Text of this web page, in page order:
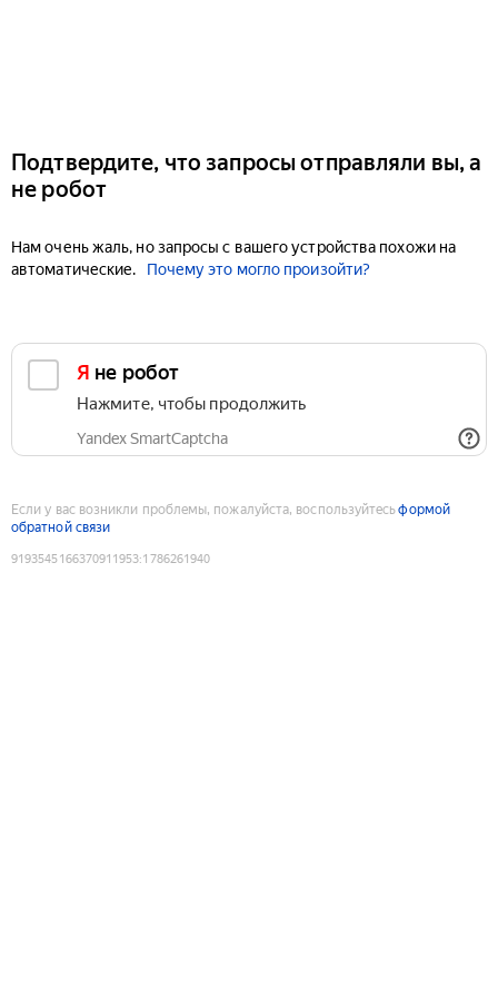
Подтвердите, что запросы отправляли вы, а
не робот
Нам очень жаль, но запросы с вашего устройства похожи на
автоматические.
Почему это могло произойти?
Я не робот
Нажмите, чтобы продолжить
Yandex SmartCaptcha
Если у вас возникли проблемы, пожалуйста, воспользуйтесьформой
обратной связи
9193545166370911953:1786261940